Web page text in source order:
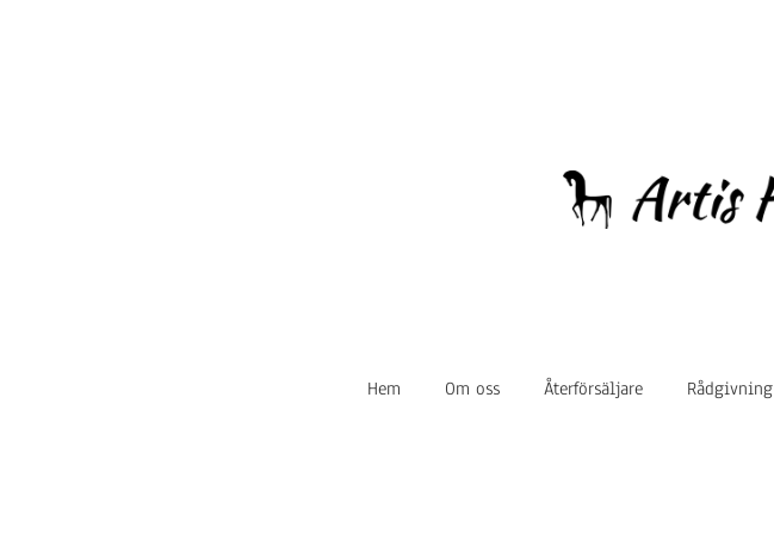
Hem Om oss Återförsäljare Rådgivning